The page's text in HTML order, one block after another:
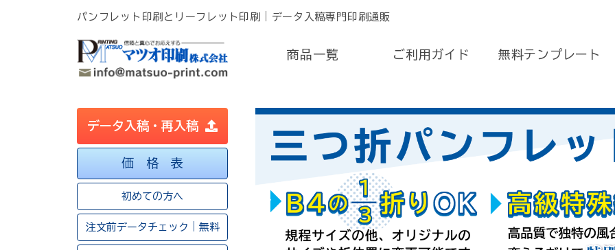
パンフレット印刷とリーフレット印刷｜データ入稿専門印刷通販
商品一覧 ご利用ガイド 無料テンプレート
データ入稿・再入稿
価 格 表
初めての方へ
注文前データチェック｜無料